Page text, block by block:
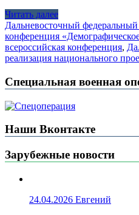
Читать далее
Дальневосточный федеральный
конференция
всероссийская конференция,
реализация национального
Специальная военная
Наши Вконтакте
Зарубежные новости
24.04.2026 Евгений